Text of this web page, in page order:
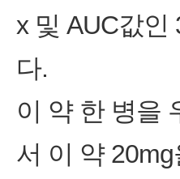
x 및 AUC값인
다.
이 약 한 병을
서 이 약